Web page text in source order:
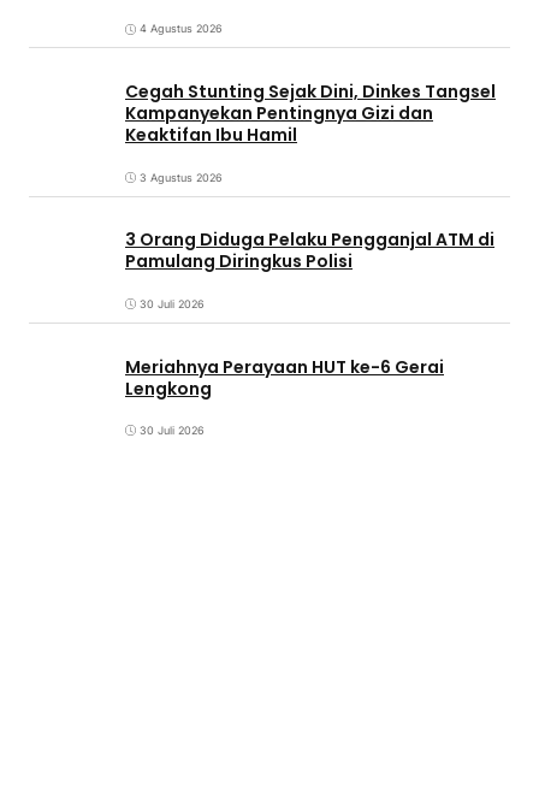
4 Agustus 2026
Cegah Stunting Sejak Dini, Dinkes Tangsel
Kampanyekan Pentingnya Gizi dan
Keaktifan Ibu Hamil
3 Agustus 2026
3 Orang Diduga Pelaku Pengganjal ATM di
Pamulang Diringkus Polisi
30 Juli 2026
Meriahnya Perayaan HUT ke-6 Gerai
Lengkong
30 Juli 2026